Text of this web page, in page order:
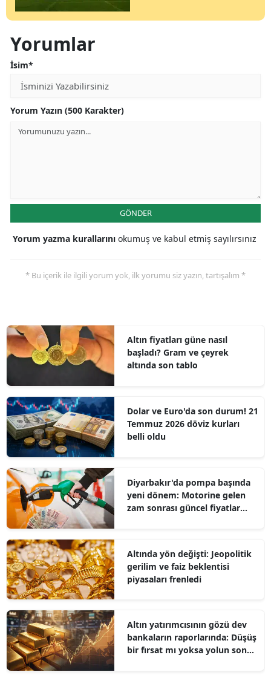
Yorumlar
İsim*
Yorum Yazın (500 Karakter)
GÖNDER
Yorum yazma kurallarını okumuş ve kabul etmiş sayılırsınız
* Bu içerik ile ilgili yorum yok, ilk yorumu siz yazın, tartışalım *
Altın fiyatları güne nasıl
başladı? Gram ve çeyrek
altında son tablo
Dolar ve Euro'da son durum! 21
Temmuz 2026 döviz kurları
belli oldu
Diyarbakır'da pompa başında
yeni dönem: Motorine gelen
zam sonrası güncel fiyatlar
Altında yön değişti: Jeopolitik
gerilim ve faiz beklentisi
piyasaları frenledi
Altın yatırımcısının gözü dev
bankaların raporlarında: Düşüş
bir fırsat mı yoksa yolun sonu